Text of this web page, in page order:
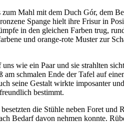
Mahl mit dem Duch Gór, dem
Spange hielt ihre Frisur in
in den gleichen Farben trug,
und orange-rote Muster zur
wie ein Paar und sie strahlten
schmalen Ende der Tafel auf
seine Gestalt wirkte imposanter
bestimmt.
die Stühle neben Foret
Bedarf davon nehmen konnte.